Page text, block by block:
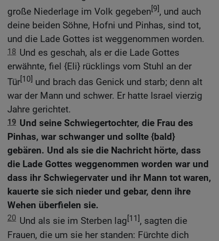
große Niederlage im Volk gegeben[9], und auch
deine beiden Söhne, Hofni und Pinhas, sind tot,
und die Lade Gottes ist weggenommen worden.
18 Und es geschah, als er die Lade Gottes
erwähnte, fiel {Eli} rücklings vom Stuhl an der
Tür[10] und brach das Genick und starb; denn alt
war der Mann und schwer. Er hatte Israel vierzig
Jahre gerichtet.
19 Und seine Schwiegertochter, die Frau des
Pinhas, war schwanger und sollte {bald}
gebären. Und als sie die Nachricht hörte, dass
die Lade Gottes weggenommen worden war und
dass ihr Schwiegervater und ihr Mann tot waren,
kauerte sie sich nieder und gebar, denn ihre
Wehen überfielen sie.
20 Und als sie im Sterben lag[11], sagten die
Frauen, die um sie her standen: Fürchte dich